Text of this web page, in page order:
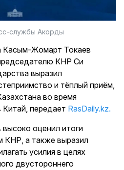
службы Акорды
Касым-Жомарт Токаев
КНР Си
выразил
и тёплый приём,
во время
Китай, передает RasDaily.kz.
оценил итоги
КНР, а также выразил
усилия в целях
двустороннего